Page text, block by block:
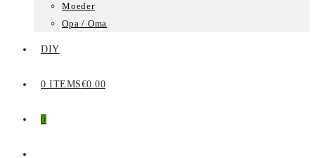
Moeder
Opa / Oma
DIY
0 ITEMS€0.00
0